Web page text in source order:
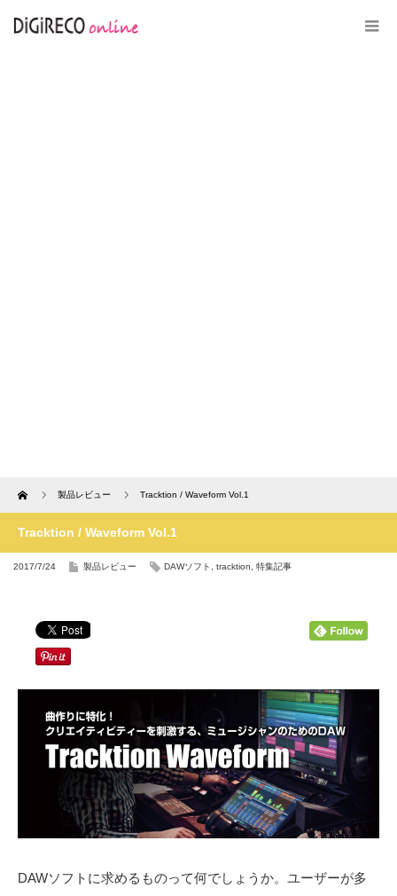
Home 製品レビュー Tracktion / Waveform Vol.1
Tracktion / Waveform Vol.1
2017/7/24 製品レビュー DAWソフト tracktion 特集記事
DAWソフトに求めるものって何でしょうか。ユーザーが多